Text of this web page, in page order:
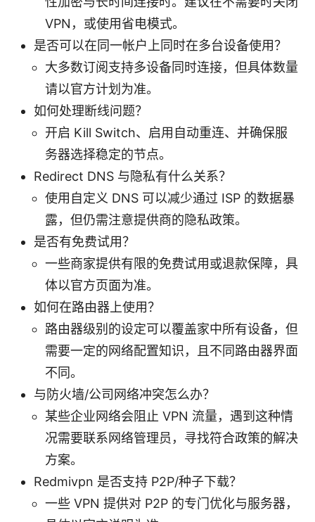
VPN，或使用省电模式。
是否可以在同一帐户上同时在多台设备使用？
大多数订阅支持多设备同时连接，但具体数量
请以官方计划为准。
如何处理断线问题？
开启 Kill Switch、启用自动重连、并确保服
务器选择稳定的节点。
Redirect DNS 与隐私有什么关系？
使用自定义 DNS 可以减少通过 ISP 的数据暴
露，但仍需注意提供商的隐私政策。
是否有免费试用？
一些商家提供有限的免费试用或退款保障，具
体以官方页面为准。
如何在路由器上使用？
路由器级别的设定可以覆盖家中所有设备，但
需要一定的网络配置知识，且不同路由器界面
不同。
与防火墙/公司网络冲突怎么办？
某些企业网络会阻止 VPN 流量，遇到这种情
况需要联系网络管理员，寻找符合政策的解决
方案。
Redmivpn 是否支持 P2P/种子下载？
一些 VPN 提供对 P2P 的专门优化与服务器，